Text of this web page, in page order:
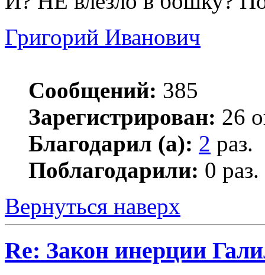
Григорий Иванович
Сообщений: 385
Зарегистрирован: 26
Благодарил (а): 2 раз.
Поблагодарили: 0 раз.
Вернуться наверх
Re: Закон инерции